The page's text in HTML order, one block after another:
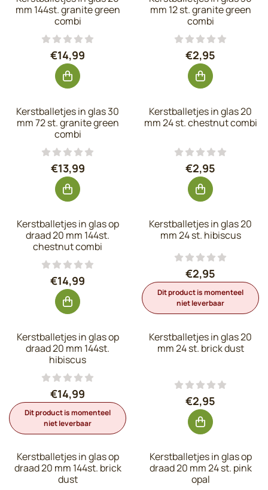
mm 144st. granite green
combi
Prijs: 14,99, exclusief btw: 12,39
€14,99
mm 12 st. granite green
combi
Prijs: 2,95,
€2,95
Kerstballetjes in glas 30
mm 72 st. granite green
combi
Prijs: 13,99, exclusief btw: 11,56
€13,99
Kerstballetjes in glas 20
mm 24 st. chestnut combi
Prijs: 2,95,
€2,95
Kerstballetjes in glas op
draad 20 mm 144st.
chestnut combi
Prijs: 14,99, exclusief btw: 12,39
€14,99
Kerstballetjes in glas 20
mm 24 st. hibiscus
Prijs: 2,95,
€2,95
Dit product is momenteel
niet leverbaar
Kerstballetjes in glas op
draad 20 mm 144st.
hibiscus
Prijs: 14,99, exclusief btw: 12,39
€14,99
Dit product is momenteel
niet leverbaar
Kerstballetjes in glas 20
mm 24 st. brick dust
Prijs: 2,95,
€2,95
Kerstballetjes in glas op
draad 20 mm 144st. brick
dust
Kerstballetjes in glas op
draad 20 mm 24 st. pink
opal